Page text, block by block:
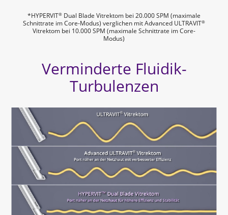
*HYPERVIT® Dual Blade Vitrektom bei 20.000 SPM (maximale
Schnittrate im Core-Modus) verglichen mit Advanced ULTRAVIT®
Vitrektom bei 10.000 SPM (maximale Schnittrate im Core-
Modus)
Verminderte Fluidik-
Turbulenzen